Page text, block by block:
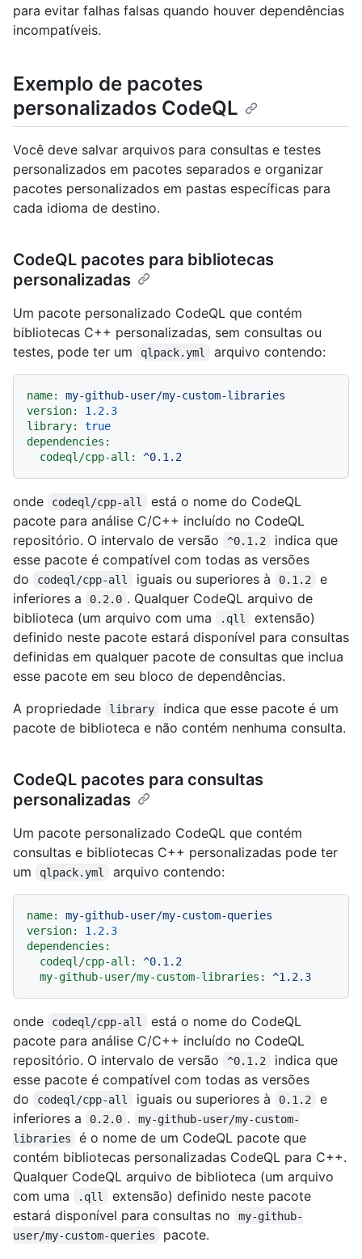
para evitar falhas falsas quando houver dependências
incompatíveis.
Exemplo de pacotes
personalizados CodeQL
Você deve salvar arquivos para consultas e testes
personalizados em pacotes separados e organizar
pacotes personalizados em pastas específicas para
cada idioma de destino.
CodeQL pacotes para bibliotecas
personalizadas
Um pacote personalizado CodeQL que contém
bibliotecas C++ personalizadas, sem consultas ou
testes, pode ter um
qlpack.yml arquivo contendo:
name:
my-github-user/my-custom-libraries
version:
1.2.3
library:
true
dependencies:
codeql/cpp-all:
^0.1.2
onde codeql/cpp-all
está o nome do CodeQL
pacote para análise C/C++ incluído no CodeQL
repositório. O intervalo de versão
^0.1.2
indica que
esse pacote é compatível com todas as versões
do
codeql/cpp-all iguais ou superiores à 0.1.2
e
inferiores a
0.2.0 . Qualquer CodeQL arquivo de
biblioteca (um arquivo com uma
.qll
extensão)
definido neste pacote estará disponível para consultas
definidas em qualquer pacote de consultas que inclua
esse pacote em seu bloco de dependências.
A propriedade
library
indica que esse pacote é um
pacote de biblioteca e não contém nenhuma consulta.
CodeQL pacotes para consultas
personalizadas
Um pacote personalizado CodeQL que contém
consultas e bibliotecas C++ personalizadas pode ter
um
qlpack.yml arquivo contendo:
name:
my-github-user/my-custom-queries
version:
1.2.3
dependencies:
codeql/cpp-all:
^0.1.2
my-github-user/my-custom-libraries:
^1.2.3
onde codeql/cpp-all
está o nome do CodeQL
pacote para análise C/C++ incluído no CodeQL
repositório. O intervalo de versão
^0.1.2
indica que
esse pacote é compatível com todas as versões
do
codeql/cpp-all iguais ou superiores à 0.1.2
e
inferiores a
0.2.0 .
my-github-user/my-custom-
libraries
é o nome de um CodeQL pacote que
contém bibliotecas personalizadas CodeQL para C++.
Qualquer CodeQL arquivo de biblioteca (um arquivo
com uma
.qll
extensão) definido neste pacote
estará disponível para consultas no
my-github-
user/my-custom-queries
pacote.